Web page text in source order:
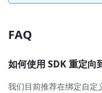
FAQ
如何使用 SDK 重定向
我们目前推荐在绑定自定